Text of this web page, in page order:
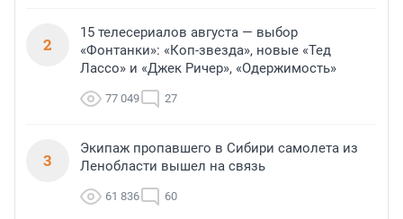
2
15 телесериалов августа — выбор
«Фонтанки»: «Коп-звезда», новые «Тед
Лассо» и «Джек Ричер», «Одержимость»
77 049 27
3
Экипаж пропавшего в Сибири самолета из
Ленобласти вышел на связь
61 836 60